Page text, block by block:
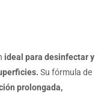
ideal para desinfectar y
Su fórmula de
prolongada,